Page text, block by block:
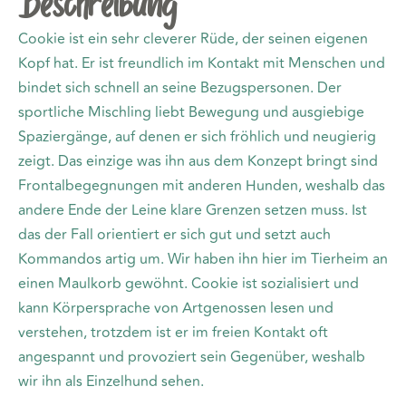
Cookie ist ein sehr cleverer Rüde, der seinen eigenen
Kopf hat. Er ist freundlich im Kontakt mit Menschen und
bindet sich schnell an seine Bezugspersonen. Der
sportliche Mischling liebt Bewegung und ausgiebige
Spaziergänge, auf denen er sich fröhlich und neugierig
zeigt. Das einzige was ihn aus dem Konzept bringt sind
Frontalbegegnungen mit anderen Hunden, weshalb das
andere Ende der Leine klare Grenzen setzen muss. Ist
das der Fall orientiert er sich gut und setzt auch
Kommandos artig um. Wir haben ihn hier im Tierheim an
einen Maulkorb gewöhnt. Cookie ist sozialisiert und
kann Körpersprache von Artgenossen lesen und
verstehen, trotzdem ist er im freien Kontakt oft
angespannt und provoziert sein Gegenüber, weshalb
wir ihn als Einzelhund sehen.